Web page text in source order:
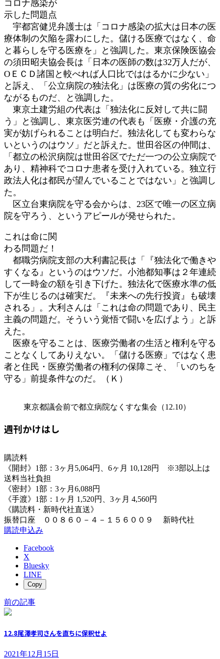
コロナ感染が
示した問題点
宇都宮健児弁護士は「コロナ感染の拡大は日本の医
療体制の欠陥を露わにした。儲ける医療ではなく、命
と暮らしを守る医療を」と強調した。東京保険医協会
の須田昭夫協会長は「日本の医師の数は32万人だが、
ОＥＣＤ諸国と較べれば人口比でははるかに少ない」
と訴え、「公立病院の独法化」は医療の質の劣化につ
ながるものだ、と強調した。
東京土建労組の代表は「独法化に反対して共に闘
う」と強調し、東京医労連の代表も「医療・介護の充
実が妨げられることは明白だ。独法化しても変わらな
いというのはウソ」だと訴えた。世田谷区の仲間は、
「都立の松沢病院は世田谷区でただ一つの公立病院で
あり、精神科でコロナ患者を受け入れている。独立行
政法人化は都民が望んでいることではない」と強調し
た。
区立台東病院を守る会からは、23区で唯一の区立病
院を守ろう、というアピールが発せられた。
これは命に関
わる問題だ！
都職労病院支部の大利書記長は「『独法化で働きや
すくなる』というのはウソだ。小池都知事は２年連続
して一時金の額を引き下げた。独法化で医療水準の低
下が生じるのは確実だ。『未来への先行投資』も破壊
される」。大利さんは「これは命の問題であり、民主
主義の問題だ。そういう覚悟で闘いを広げよう」と訴
えた。
医療を守ることは、医療労働者の生活と権利を守る
ことなくしてありえない。「儲ける医療」ではなく患
者と住民・医療労働者の権利の保障こそ、「いのちを
守る」前提条件なのだ。（Ｋ）
東京都議会前で都立病院なくすな集会（12.10）
週刊かけはし
購読料
《開封》1部：3ヶ月5,064円、6ヶ月 10,128円 ※3部以上は
送料当社負担
《密封》1部：3ヶ月6,088円
《手渡》1部：1ヶ月 1,520円、3ヶ月 4,560円
《購読料・新時代社直送》
振替口座 ００８６０－４－１５６００９ 新時代社
購読申込み
Facebook
X
Bluesky
LINE
Copy
前の記事
12.8尾澤孝司さんを直ちに保釈せよ
2021年12月15日